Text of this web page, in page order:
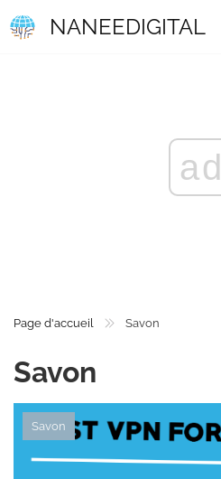
NANEEDIGITAL
ad
Page d'accueil Savon
Savon
Savon